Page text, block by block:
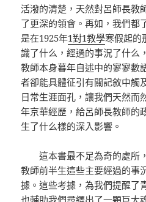
活潑的清楚，天然對呂師長教
了更深的領會。再如，我們都
是在1925年1對1教學寒假起的
識了什么，經過的事況了什么
教師本身暮年自述中的寥寥數
者卻能具體征引有關記敘中觸
日常生涯面孔，讓我們天然而
年京華經歷，給呂師長教師的
生了什么樣的深入影響。
這本書最不足為奇的處所
教師前半生這些主要經過的事
據。這些考據，為我們提醒了